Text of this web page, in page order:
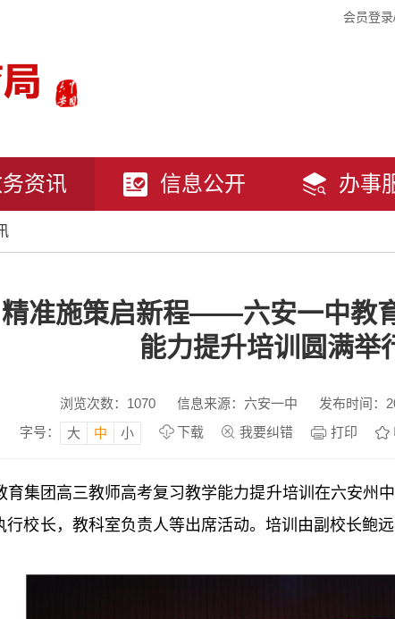
会员登
资讯 信息公开 办事
准施策启新程——六安一中教
能力提升培训圆满举
浏览次数： 1070 信息来源：六安一中
发布时间：
字号：
大 中 小 下载 我要纠错 打印
育集团高三教师高考复习教学能力提升培训在六安州
校长，教科室负责人等出席活动。培训由副校长鲍